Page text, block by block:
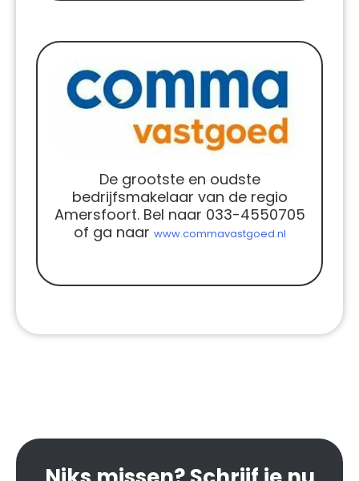
De grootste en oudste
bedrijfsmakelaar van de regio
Amersfoort. Bel naar 033-4550705
of ga naar www.commavastgoed.nl